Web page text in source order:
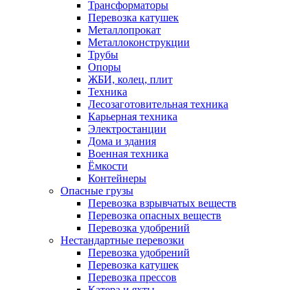
Трансформаторы
Перевозка катушек
Металлопрокат
Металлоконструкции
Трубы
Опоры
ЖБИ, колец, плит
Техника
Лесозаготовительная техника
Карьерная техника
Электростанции
Дома и здания
Военная техника
Ёмкости
Контейнеры
Опасные грузы
Перевозка взрывчатых веществ
Перевозка опасных веществ
Перевозка удобрений
Нестандартные перевозки
Перевозка удобрений
Перевозка катушек
Перевозка прессов